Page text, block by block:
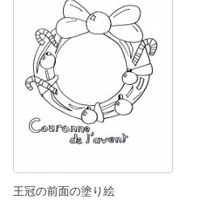
王冠の前面の塗り絵